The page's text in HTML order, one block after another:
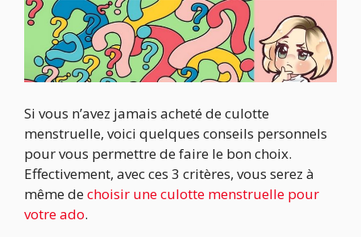
Si vous n’avez jamais acheté de culotte
menstruelle, voici quelques conseils personnels
pour vous permettre de faire le bon choix.
Effectivement, avec ces 3 critères, vous serez à
même dechoisir une culotte menstruelle pour
votre ado.